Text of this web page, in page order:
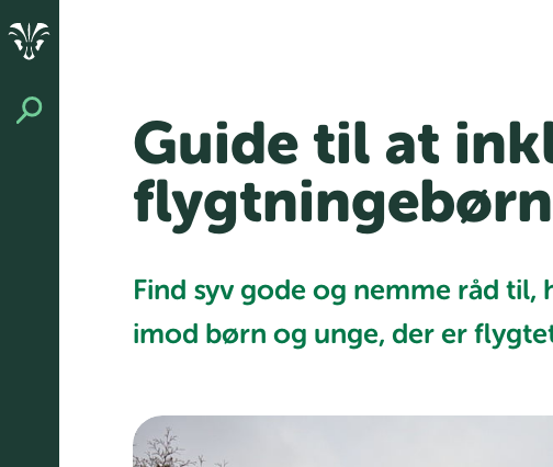
Guide til at
Find syv gode og nemme råd
imod børn og unge, der er